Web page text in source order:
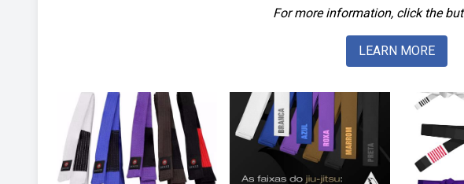
For more information, click the
LEARN MORE